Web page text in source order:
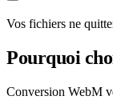
Vos fichiers ne
Pourquoi
Conversion WebM